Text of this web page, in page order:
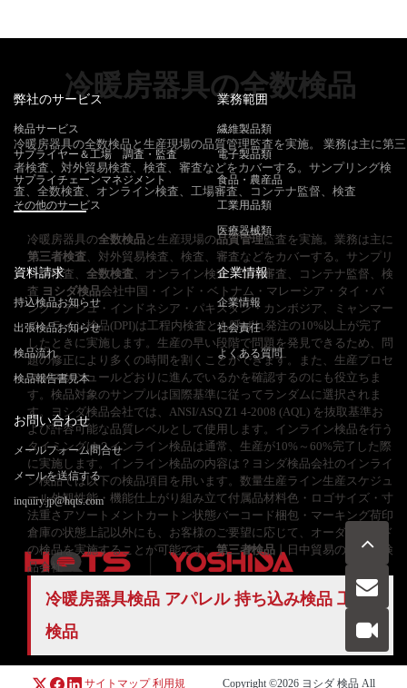
冷暖房器具の全数検品
冷暖房器具の全数検品と生産現場の品質管理監査を実施。 業務は主に第三
者検査、対外貿易検査、検査、審査などをカバーする。サンプリング検
査、全数検査、オンライン検査、工場審査、コンテナ監督、検査
冷暖房器具の全数検品と生産現場の品質管理監査を実施。業務は主に
第三者検査 、対外貿易検査、検査、審査などをカバーする。サンプリ
ング検査、 全数検査 、オンライン検査、工場審査、コンテナ監督、検
査 ヨシダ検品会社中国・インド・ベトナム・マレーシア・タイ・バ
ングラデシュ・インドネシア・パキスタン・カンボジア、ミャンマー
インライン検品(DPI)は工程内検査とも呼ばれ発注の10%以上が完了
したときに実施します。生産の早い段階で問題を発見できるため、問
題の修正により多くの時間を割くことができます。また、生産プロセ
スがスケジュールどおりに進んでいるかを確認するのにも役立ちま
す。検品対象のサンプルは国際基準に従ってランダムに選択されま
す。ヨシダ検品会社では、ANSI/ASQ Z1 4-2008 (AQL) を抜取基準お
よび許容可能な品質レベルとして使用します。インライン検品を行う
タイミングは？インライン検品は通常、生産が10%～60%完了した際
に実施します。インライン検品の内容は？ヨシダ検品会社のインライ
ン検品では以下の検品項目を用います。数量生産ライン生産スケジュ
ール外観性能・機能仕上がり組み立て付属品材料色・ロゴサイズ・寸
法重さアソートメントカートン状態バーコード梱包・マーキング荷印
倉庫の状態上記以外にも、お客様のご要望に応じて、オーダーメイド
の検品を実施することが可能です。第三者検品 丨日中貿易のヨシダ検
品会社
冷暖房器具検品 アパレル 持ち込み検品 工場
検品
弊社のサービス
検品サービス
サプライヤー＆工場 調査・監査
サプライチェーンマネジメント
その他のサービス
業務範囲
繊維製品類
電子製品類
食品・農産品
工業用品類
医療器械類
資料請求
持込検品お知らせ
出張検品お知らせ
検品流れ
検品報告書見本
企業情報
企業情報
社会責任
よくある質問
お問い合わせ
メールフォーム問合せ
メールを送信する
inquiry.jp@hqts.com
050-5840-2657
サイトマップ 利用規 Copyright ©2026 ヨシダ 検品 All